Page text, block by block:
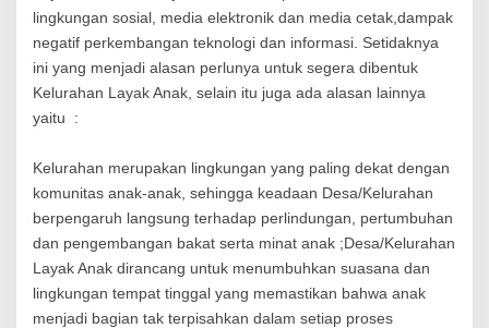
g
g
i
s
a
a
n
s
s
i
a
l
lingkungan sosial, media elektronik dan media cetak,dampak
negatif perkembangan teknologi dan informasi. Setidaknya
ini yang menjadi alasan perlunya untuk segera dibentuk
Kelurahan Layak Anak, selain itu juga ada alasan lainnya
yaitu :
Kelurahan merupakan lingkungan yang paling dekat dengan
komunitas anak-anak, sehingga keadaan Desa/Kelurahan
berpengaruh langsung terhadap perlindungan, pertumbuhan
dan pengembangan bakat serta minat anak ;Desa/Kelurahan
Layak Anak dirancang untuk menumbuhkan suasana dan
lingkungan tempat tinggal yang memastikan bahwa anak
menjadi bagian tak terpisahkan dalam setiap proses